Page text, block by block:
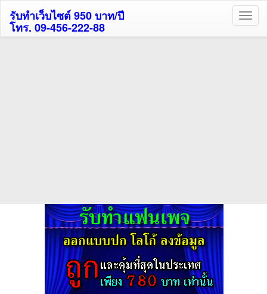
รับทำเว็บไซต์ 950 บาท/ปี
โทร. 09-456-222-88